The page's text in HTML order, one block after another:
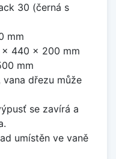
30 (černá s
mm
x 440 x 200 mm
mm
vana dřezu může
se zavírá a
umístěn ve vaně